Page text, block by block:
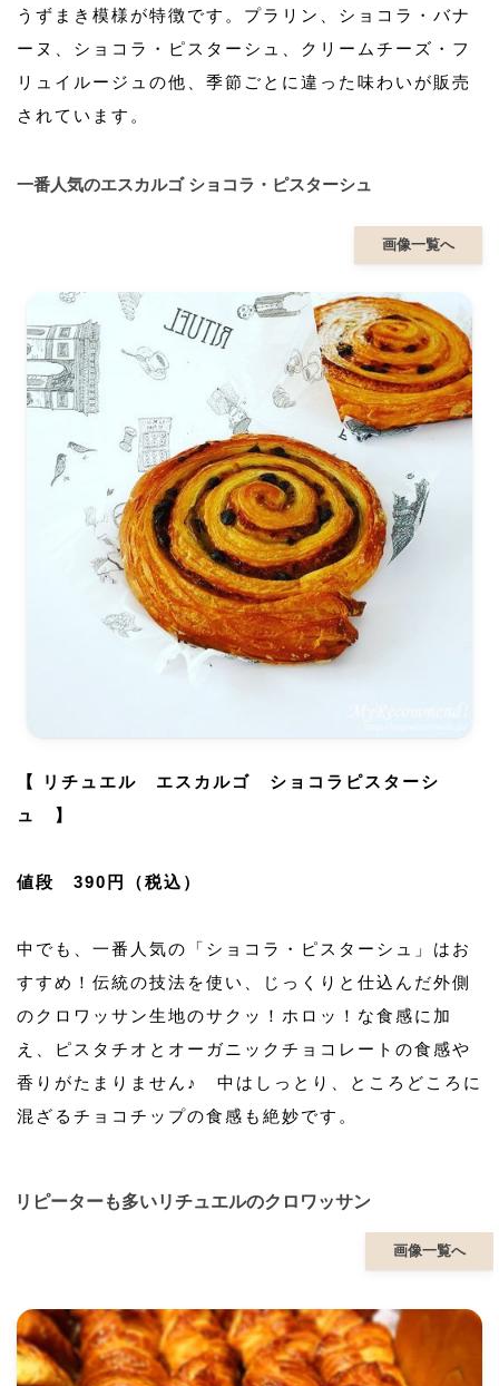
うずまき模様が特徴です。プラリン、ショコラ・バナ
ーヌ、ショコラ・ピスターシュ、クリームチーズ・フ
リュイルージュの他、季節ごとに違った味わいが販売
されています。
一番人気のエスカルゴ ショコラ・ピスターシュ
画像一覧へ
【 リチュエル エスカルゴ ショコラピスターシ
ュ 】
値段 390円（税込）
中でも、一番人気の「ショコラ・ピスターシュ」はお
すすめ！伝統の技法を使い、じっくりと仕込んだ外側
のクロワッサン生地のサクッ！ホロッ！な食感に加
え、ピスタチオとオーガニックチョコレートの食感や
香りがたまりません♪ 中はしっとり、ところどころに
混ざるチョコチップの食感も絶妙です。
リピーターも多いリチュエルのクロワッサン
画像一覧へ